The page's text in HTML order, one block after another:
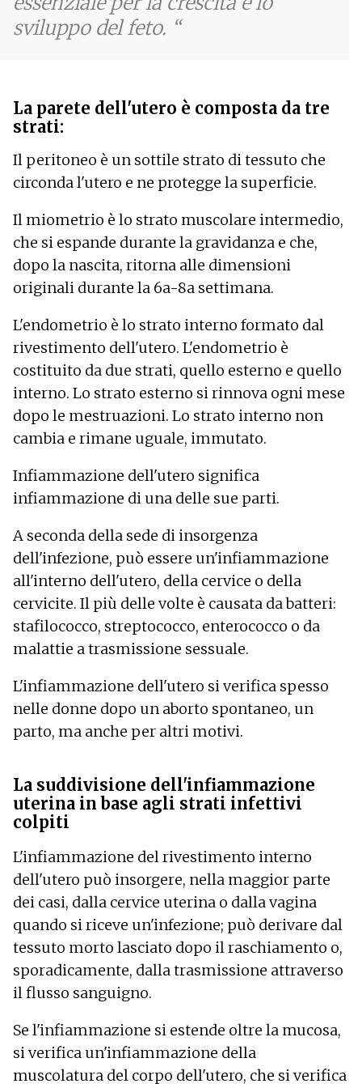
sviluppo del feto.
La parete dell'utero è composta da tre
strati:
Il peritoneo è un sottile strato di tessuto che
circonda l'utero e ne protegge la superficie.
Il miometrio è lo strato muscolare intermedio,
che si espande durante la gravidanza e che,
dopo la nascita, ritorna alle dimensioni
originali durante la 6a-8a settimana.
L'endometrio è lo strato interno formato dal
rivestimento dell'utero. L'endometrio è
costituito da due strati, quello esterno e quello
interno. Lo strato esterno si rinnova ogni mese
dopo le mestruazioni. Lo strato interno non
cambia e rimane uguale, immutato.
Infiammazione dell'utero significa
infiammazione di una delle sue parti.
A seconda della sede di insorgenza
dell'infezione, può essere un'infiammazione
all'interno dell'utero, della cervice o della
cervicite. Il più delle volte è causata da batteri:
stafilococco, streptococco, enterococco o da
malattie a trasmissione sessuale.
L'infiammazione dell'utero si verifica spesso
nelle donne dopo un aborto spontaneo, un
parto, ma anche per altri motivi.
La suddivisione dell'infiammazione
uterina in base agli strati infettivi
colpiti
L'infiammazione del rivestimento interno
dell'utero può insorgere, nella maggior parte
dei casi, dalla cervice uterina o dalla vagina
quando si riceve un'infezione; può derivare dal
tessuto morto lasciato dopo il raschiamento o,
sporadicamente, dalla trasmissione attraverso
il flusso sanguigno.
Se l'infiammazione si estende oltre la mucosa,
si verifica un'infiammazione della
muscolatura del corpo dell'utero, che si verifica